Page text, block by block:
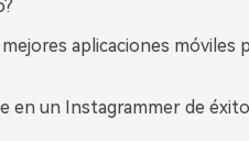
aplicaciones móviles
en un Instagrammer de